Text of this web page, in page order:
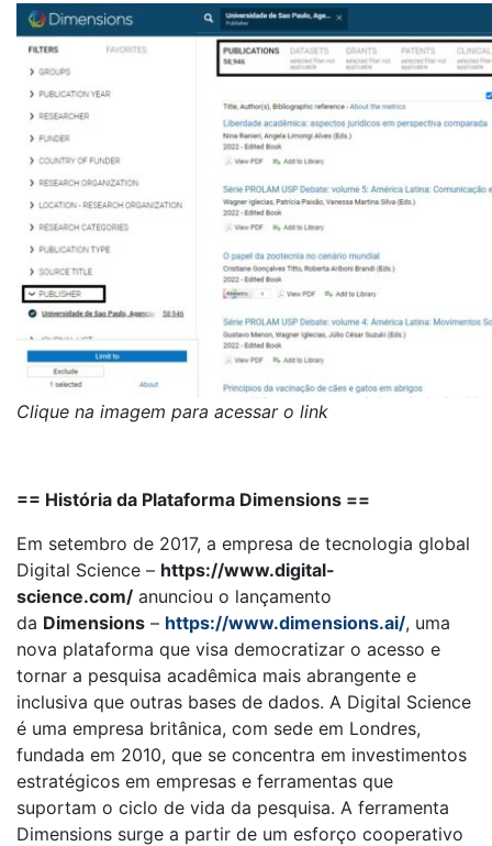
Clique na imagem para acessar o link
== História da Plataforma Dimensions ==
Em setembro de 2017, a empresa de tecnologia global
Digital Science – https://www.digital-
science.com/ anunciou o lançamento
da Dimensions – https://www.dimensions.ai/, uma
nova plataforma que visa democratizar o acesso e
tornar a pesquisa acadêmica mais abrangente e
inclusiva que outras bases de dados. A Digital Science
é uma empresa britânica, com sede em Londres,
fundada em 2010, que se concentra em investimentos
estratégicos em empresas e ferramentas que
suportam o ciclo de vida da pesquisa. A ferramenta
Dimensions surge a partir de um esforço cooperativo